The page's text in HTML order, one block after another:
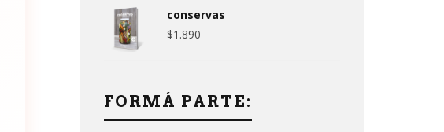
conservas
$1.890
FORMÁ PARTE: